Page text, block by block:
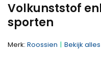
Volkunststof
sporten
Merk: Roossien Bekijk